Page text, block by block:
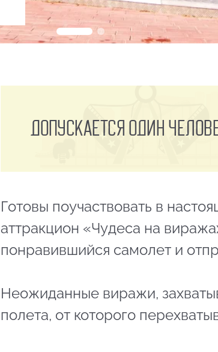
Допускается один
Готовы поучаствовать в
аттракцион «Чудеса на
понравившийся самолет и
Неожиданные виражи,
полета, от которого